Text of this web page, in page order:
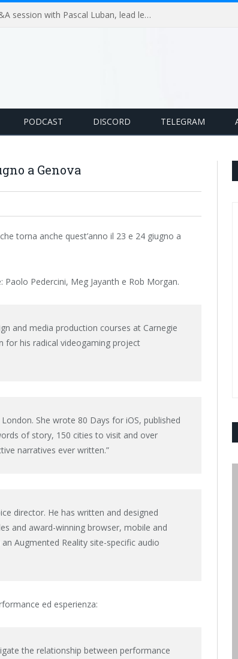
GameLoop Podcast #GL54: Q&A session with Pascal Luban, lead level designer on Splinter Cell multiplayer games
PODCAST DISCORD TELEGRAM
a Genova
torna anche quest’anno il 23 e 24 giugno a
Pedercini, Meg Jayanth e Rob Morgan.
and media production courses at Carnegie
for his radical videogaming project
She wrote 80 Days for iOS, published
of story, 150 cities to visit and over
narratives ever written.”
director. He has written and designed
and award-winning browser, mobile and
Augmented Reality site-specific audio
ed esperienza:
the relationship between performance